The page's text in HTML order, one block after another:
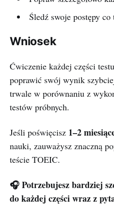
Śledź swoje postępy co
Wniosek
Ćwiczenie każdej części
poprawić swój wynik
trwale w porównaniu z
testów próbnych.
Jeśli poświęcisz 1–2
nauki, zauważysz znaczną
teście TOEIC.
🎧 Potrzebujesz bardziej
do każdej części wraz z